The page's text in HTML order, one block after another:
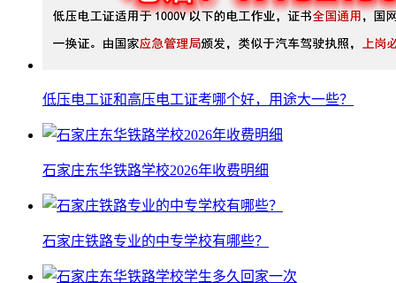
低压电工证和高压电工证考哪个好，用途大一些？
石家庄东华铁路学校2026年收费明细
石家庄铁路专业的中专学校有哪些？